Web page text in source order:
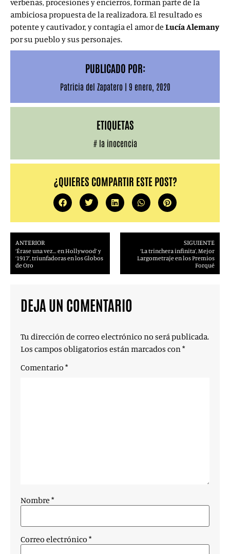
verbenas, procesiones y encierros, forman parte de la
ambiciosa propuesta de la realizadora. El resultado es
potente y cautivador, y contagia el amor de Lucía Alemany
por su pueblo y sus personajes.
PUBLICADO POR:
Patricia del Zapatero | 9 enero, 2020
ETIQUETAS
# la inocencia
¿QUIERES COMPARTIR ESTE POST?
ANTERIOR
‘Érase una vez… en Hollywood’ y
‘1917’, triunfadoras en los Globos
de Oro
SIGUIENTE
‘La trinchera infinita’, Mejor
Largometraje en los Premios
Forqué
DEJA UN COMENTARIO
Tu dirección de correo electrónico no será publicada.
Los campos obligatorios están marcados con*
Comentario *
Nombre *
Correo electrónico *